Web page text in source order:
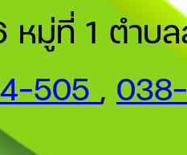
หมู่ที่ 1 ตำบ
505 ,